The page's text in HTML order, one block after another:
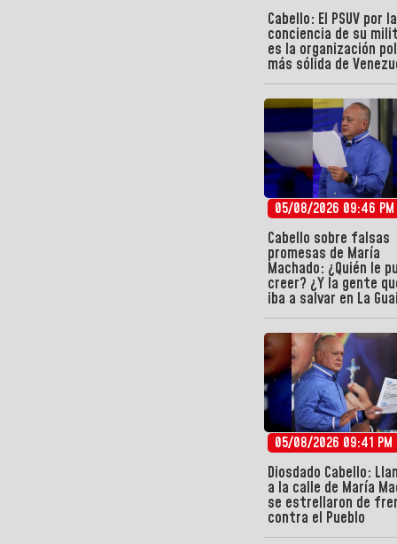
Cabello: El PSUV por la
conciencia de su
es la organización
más sólida de
05/08/2026 09:46 PM
Cabello sobre falsas
promesas de María
Machado: ¿Quién le
creer? ¿Y la gente
iba a salvar en La
05/08/2026 09:41 PM
Diosdado Cabello:
a la calle de María
se estrellaron de
contra el Pueblo